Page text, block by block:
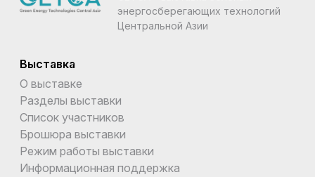
энергосберегающих технологий
Центральной Азии
Выставка
О выставке
Разделы выставки
Список участников
Брошюра выставки
Режим работы выставки
Информационная поддержка